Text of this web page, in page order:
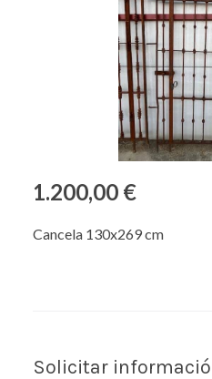
1.200,00 €
Cancela 130x269 cm
Solicitar